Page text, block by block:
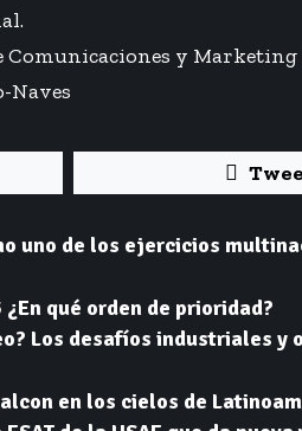
y Marketing
Naves
uno de los ejercicios
qué orden de prioridad?
Los desafíos industriales y
en los cielos de